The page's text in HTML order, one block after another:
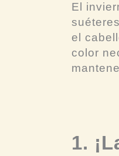
El
el
color
1.